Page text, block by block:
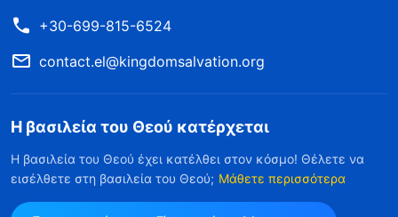
+30-699-815-6524
contact.el@kingdomsalvation.org
Η βασιλεία του Θεού κατέρχεται
Η βασιλεία του Θεού έχει κατέλθει στον κόσμο! Θέλετε να
εισέλθετε στη βασιλεία του Θεού; Μάθετε περισσότερα